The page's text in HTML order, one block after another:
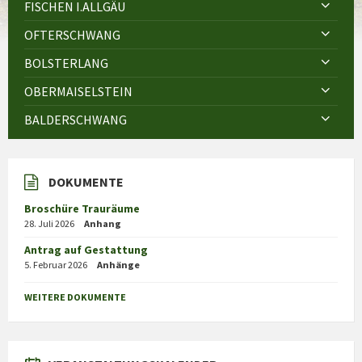
FISCHEN I.ALLGÄU
OFTERSCHWANG
BOLSTERLANG
OBERMAISELSTEIN
BALDERSCHWANG
DOKUMENTE
Broschüre Trauräume
28. Juli 2026 Anhang
Antrag auf Gestattung
5. Februar 2026 Anhänge
WEITERE DOKUMENTE